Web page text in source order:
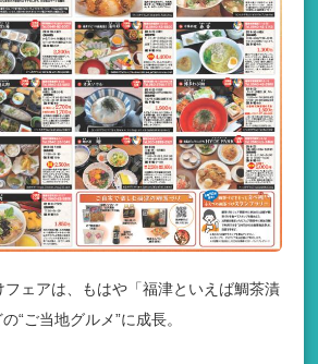
ェアは、もはや「福津といえば鯛茶漬
“ご当地グルメ”に成長。